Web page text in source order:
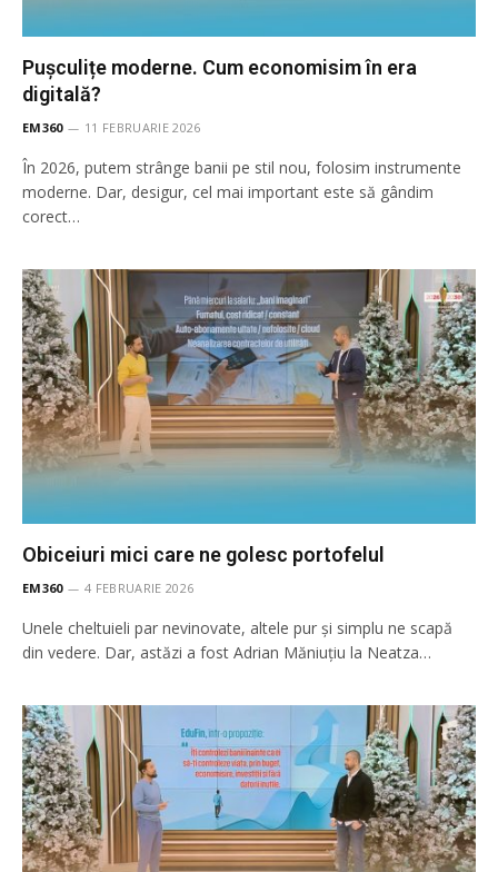
Pușculițe moderne. Cum economisim în era
digitală?
EM360 11 FEBRUARIE 2026
În 2026, putem strânge banii pe stil nou, folosim instrumente
moderne. Dar, desigur, cel mai important este să gândim
corect…
Obiceiuri mici care ne golesc portofelul
EM360 4 FEBRUARIE 2026
Unele cheltuieli par nevinovate, altele pur și simplu ne scapă
din vedere. Dar, astăzi a fost Adrian Măniuțiu la Neatza…